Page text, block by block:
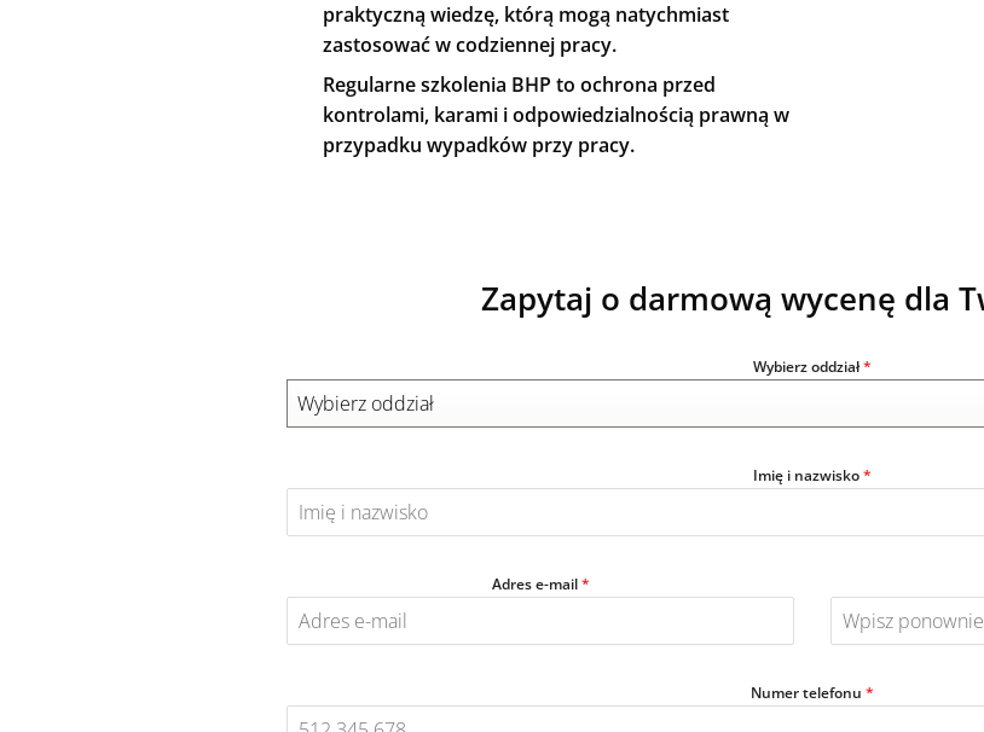
praktyczną wiedzę, którą mogą natychmiast
zastosować w codziennej pracy.
Regularne szkolenia BHP to ochrona przed
kontrolami, karami i odpowiedzialnością prawną w
przypadku wypadków przy pracy.
Zapytaj o darmową wycenę dla
Wybierz oddział*
Wybierz oddział
Imię i nazwisko*
Adres e-mail*
Numer telefonu *